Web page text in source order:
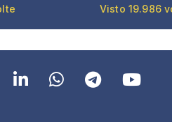
Visto 19.986